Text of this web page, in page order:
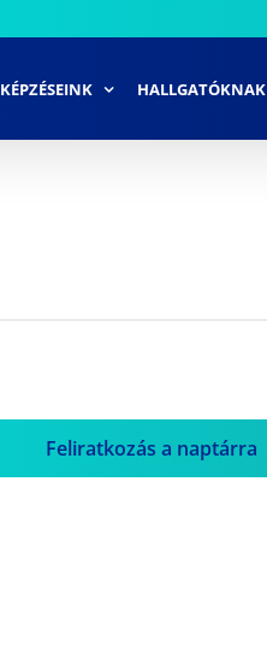
KÉPZÉSEINK HALLGATÓKNAK
Feliratkozás a naptárra